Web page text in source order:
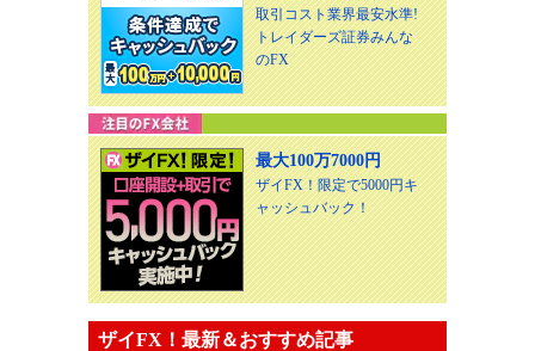
取引コスト業界最安水準!
トレイダーズ証券みんな
のFX
最大100万7000円
ザイFX！限定で5000円キ
ャッシュバック！
ザイFX！最新＆おすすめ記事